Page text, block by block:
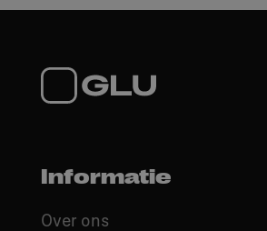
Informatie
Over ons